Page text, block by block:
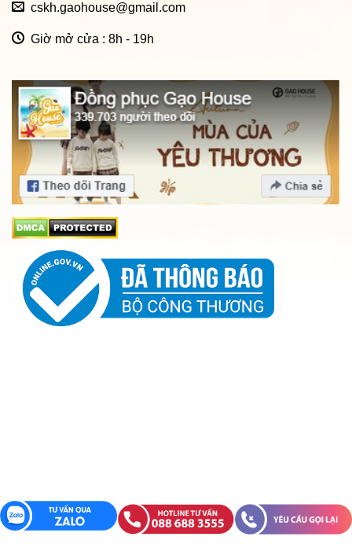
cskh.gaohouse@gmail.com
Giờ mở cửa : 8h - 19h